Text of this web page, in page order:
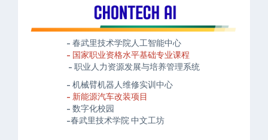
- 春武里技术学院人工智能中心
- 国家职业资格水平基础专业课程
- 职业人力资源发展与培养管理系统
- 机械臂机器人维修实训中心
- 新能源汽车改装项目
- 数字化校园
-春武里技术学院 中文工坊